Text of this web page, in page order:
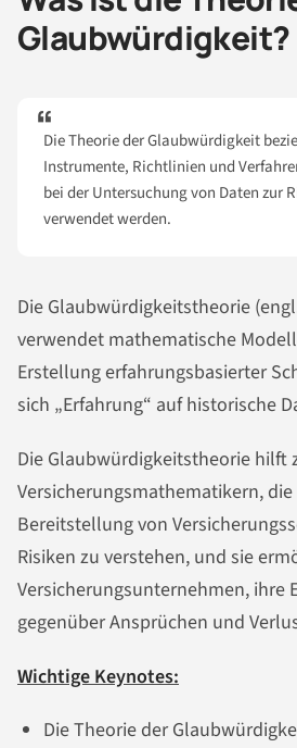
Glaubwürdigkeit?
Die Theorie der Glaubwürdigkeit
Instrumente, Richtlinien und
bei der Untersuchung von Daten zur
verwendet werden.
Die Glaubwürdigkeitstheorie
verwendet mathematische
Erstellung erfahrungsbasierter
sich „Erfahrung“ auf historische
Die Glaubwürdigkeitstheorie hilft
Versicherungsmathematikern,
Bereitstellung von
Risiken zu verstehen, und sie
Versicherungsunternehmen, ihre
gegenüber Ansprüchen und
Wichtige Keynotes:
Die Theorie der